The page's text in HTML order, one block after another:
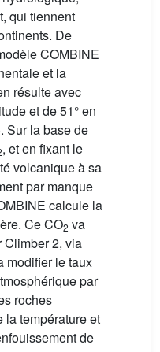
qui tiennent
De
COMBINE
et la
résulte avec
et de 51° en
Sur la base de
, et en fixant le
volcanique à sa
par manque
calcule la
Ce CO2 va
Climber 2, via
modifier le taux
par
roches
la température et
de